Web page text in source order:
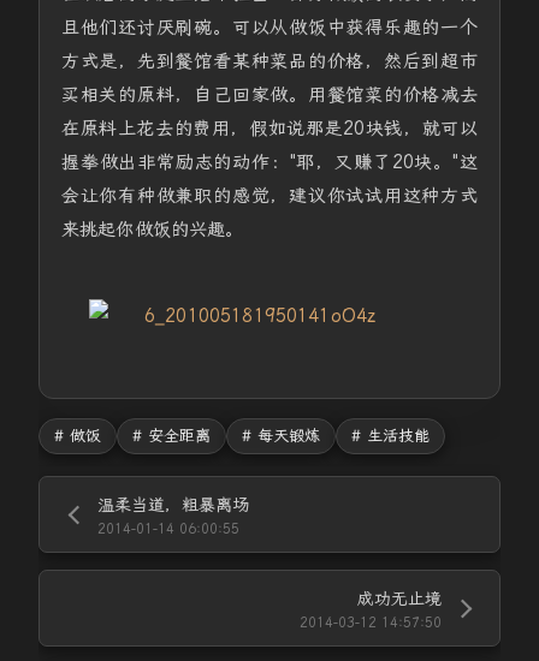
且他们还讨厌刷碗。可以从做饭中获得乐趣的一个
方式是，先到餐馆看某种菜品的价格，然后到超市
买相关的原料，自己回家做。用餐馆菜的价格减去
在原料上花去的费用，假如说那是20块钱，就可以
握拳做出非常励志的动作："耶，又赚了20块。"这
会让你有种做兼职的感觉，建议你试试用这种方式
来挑起你做饭的兴趣。
# 做饭 # 安全距离 # 每天锻炼 # 生活技能
温柔当道，粗暴离场
2014-01-14 06:00:55
成功无止境
2014-03-12 14:57:50